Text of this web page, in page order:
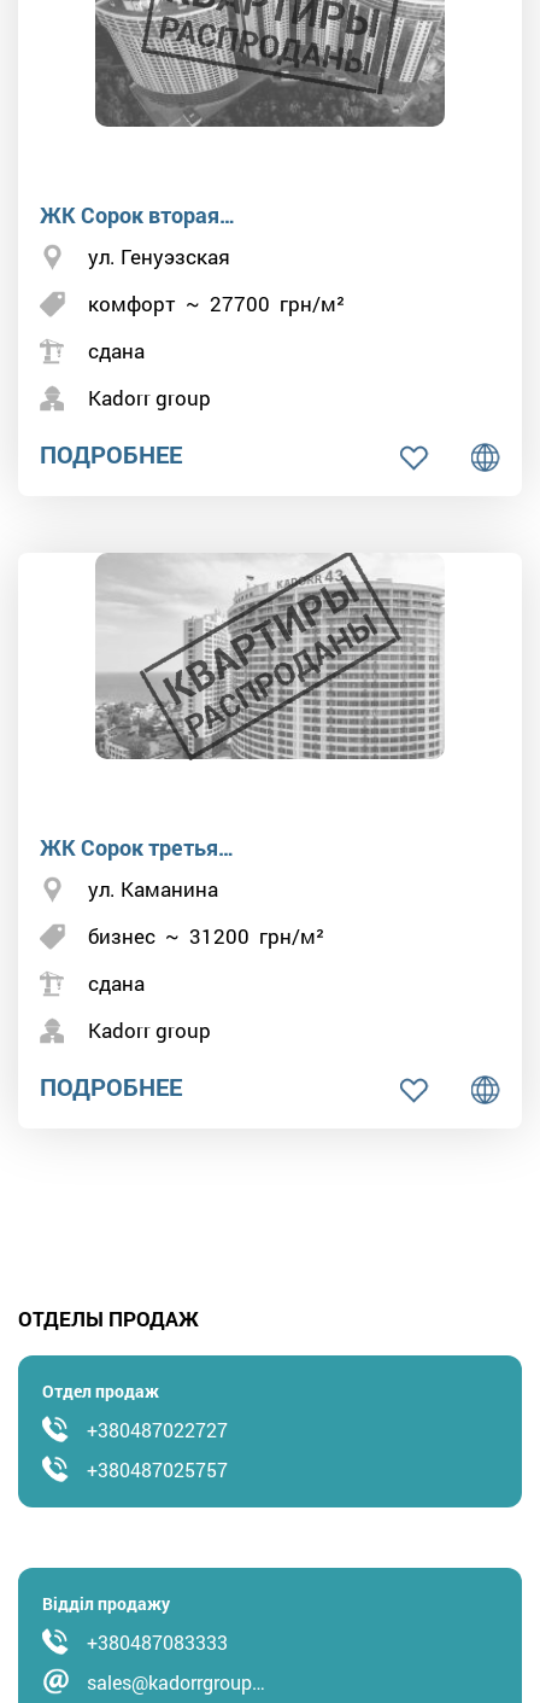
ЖК Сорок вторая…
ул. Генуэзская
комфорт ~ 27700 грн/м²
сдана
Kadorr group
ПОДРОБНЕЕ
ЖК Сорок третья…
ул. Каманина
бизнес ~ 31200 грн/м²
сдана
Kadorr group
ПОДРОБНЕЕ
ОТДЕЛЫ ПРОДАЖ
Отдел продаж
+380487022727
+380487025757
Відділ продажу
+380487083333
sales@kadorrgroup…